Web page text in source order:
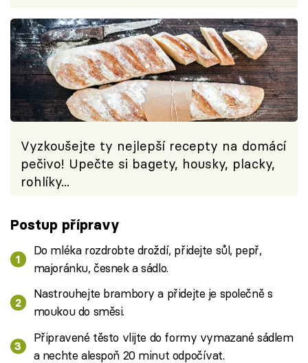
Vyzkoušejte ty nejlepší recepty na domácí
pečivo! Upečte si bagety, housky, placky,
rohlíky...
Postup přípravy
Do mléka rozdrobte droždí, přidejte sůl, pepř,
majoránku, česnek a sádlo.
Nastrouhejte brambory a přidejte je společně s
moukou do směsi.
Připravené těsto vlijte do formy vymazané sádlem
a nechte alespoň 20 minut odpočívat.